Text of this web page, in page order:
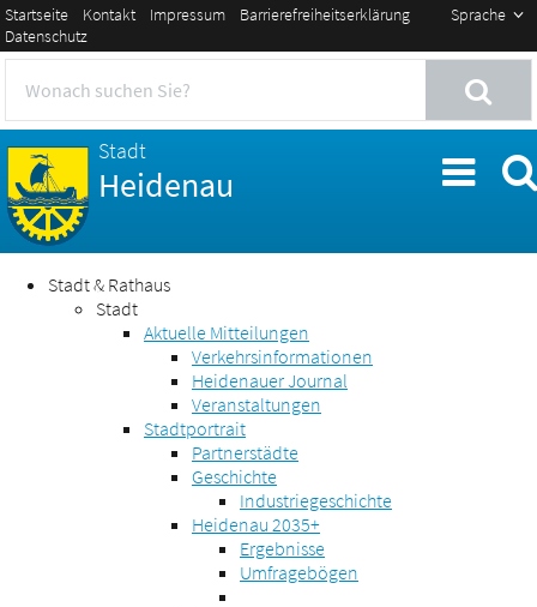
Sprache
Startseite Kontakt Impressum
Barrierefreiheitserklärung
Datenschutz
Stadt
Heidenau
Stadt & Rathaus
Stadt
Aktuelle Mitteilungen
Verkehrsinformationen
Heidenauer Journal
Veranstaltungen
Stadtportrait
Partnerstädte
Geschichte
Industriegeschichte
Heidenau 2035+
Ergebnisse
Umfragebögen